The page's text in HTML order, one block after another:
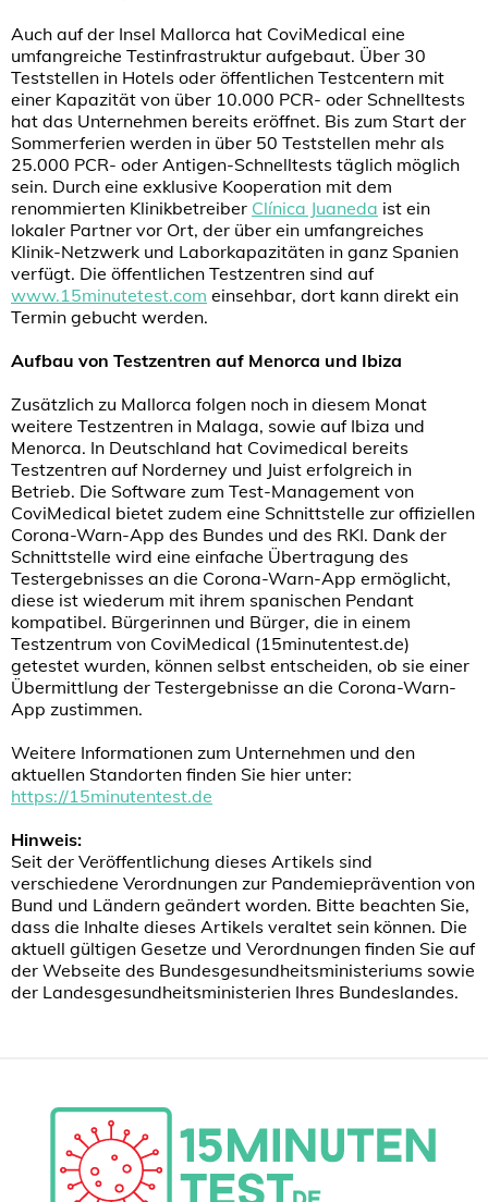
Auch auf der Insel Mallorca hat CoviMedical eine
umfangreiche Testinfrastruktur aufgebaut. Über 30
Teststellen in Hotels oder öffentlichen Testcentern mit
einer Kapazität von über 10.000 PCR- oder Schnelltests
hat das Unternehmen bereits eröffnet. Bis zum Start der
Sommerferien werden in über 50 Teststellen mehr als
25.000 PCR- oder Antigen-Schnelltests täglich möglich
sein. Durch eine exklusive Kooperation mit dem
renommierten Klinikbetreiber Clínica Juaneda ist ein
lokaler Partner vor Ort, der über ein umfangreiches
Klinik-Netzwerk und Laborkapazitäten in ganz Spanien
verfügt. Die öffentlichen Testzentren sind auf
www.15minutetest.com einsehbar, dort kann direkt ein
Termin gebucht werden.
Aufbau von Testzentren auf Menorca und Ibiza
Zusätzlich zu Mallorca folgen noch in diesem Monat
weitere Testzentren in Malaga, sowie auf Ibiza und
Menorca. In Deutschland hat Covimedical bereits
Testzentren auf Norderney und Juist erfolgreich in
Betrieb. Die Software zum Test-Management von
CoviMedical bietet zudem eine Schnittstelle zur offiziellen
Corona-Warn-App des Bundes und des RKI. Dank der
Schnittstelle wird eine einfache Übertragung des
Testergebnisses an die Corona-Warn-App ermöglicht,
diese ist wiederum mit ihrem spanischen Pendant
kompatibel. Bürgerinnen und Bürger, die in einem
Testzentrum von CoviMedical (15minutentest.de)
getestet wurden, können selbst entscheiden, ob sie einer
Übermittlung der Testergebnisse an die Corona-Warn-
App zustimmen.
Weitere Informationen zum Unternehmen und den
aktuellen Standorten finden Sie hier unter:
https://15minutentest.de
Hinweis:
Seit der Veröffentlichung dieses Artikels sind
verschiedene Verordnungen zur Pandemieprävention von
Bund und Ländern geändert worden. Bitte beachten Sie,
dass die Inhalte dieses Artikels veraltet sein können. Die
aktuell gültigen Gesetze und Verordnungen finden Sie auf
der Webseite des Bundesgesundheitsministeriums sowie
der Landesgesundheitsministerien Ihres Bundeslandes.